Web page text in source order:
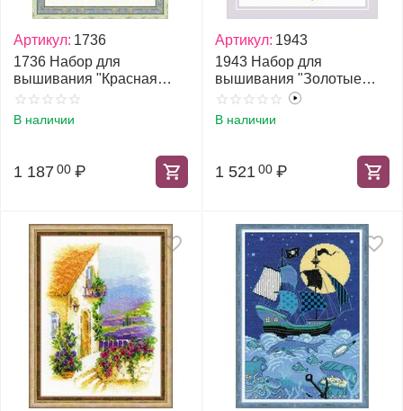
Артикул: 1736
1736 Набор для
вышивания "Красная
шапочка"
В наличии
1 187 00 ₽
Артикул: 1943
1943 Набор для
вышивания "Золотые
рыбки"
В наличии
1 521 00 ₽